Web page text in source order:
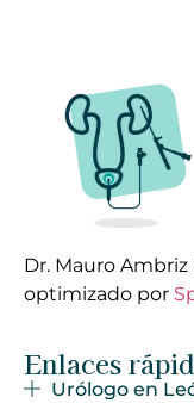
Dr. Mauro
optimizado por
Enlaces
Urólogo en